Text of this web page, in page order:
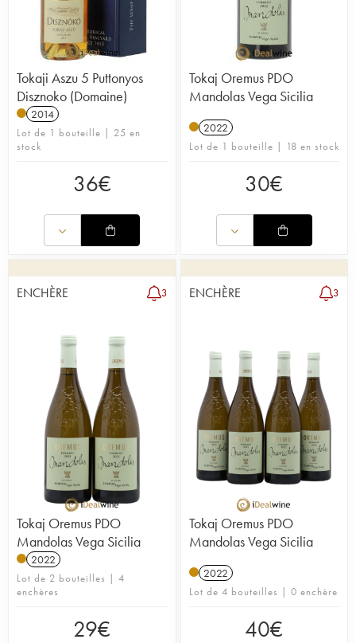
Tokaji Aszu 5 Puttonyos
Disznoko (Domaine)
2014
Lot de 1 bouteille | 25 en
stock
36€
Tokaj Oremus PDO
Mandolas Vega Sicilia
2022
Lot de 1 bouteille | 18 en stock
30€
ENCHÈRE 3
Tokaj Oremus PDO
Mandolas Vega Sicilia
2022
Lot de 2 bouteilles | 4
enchères
29€
ENCHÈRE 3
Tokaj Oremus PDO
Mandolas Vega Sicilia
2022
Lot de 4 bouteilles | 0 enchère
40€